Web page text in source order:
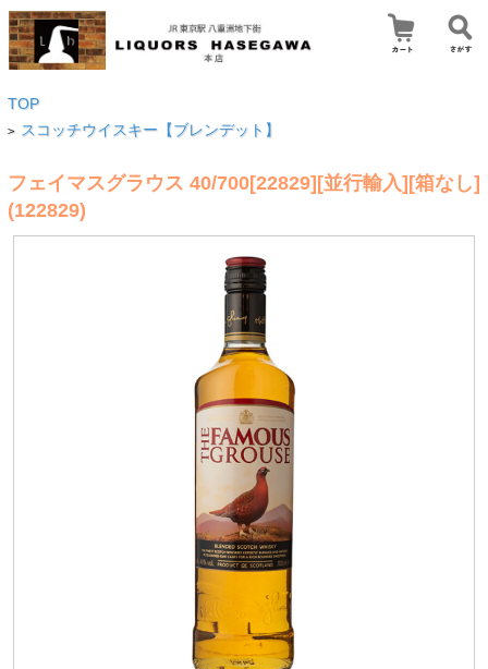
TOP
> スコッチウイスキー【ブレンデット】
フェイマスグラウス 40/700[22829][並行輸入][箱なし]
(122829)